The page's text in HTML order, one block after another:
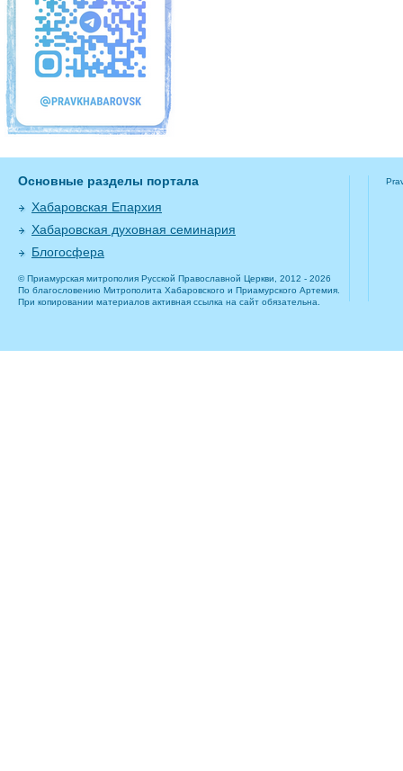
Основные разделы портала
Хабаровская Епархия
Хабаровская духовная семинария
Блогосфера
© Приамурская митрополия Русской Православной Церкви, 2012 - 2026
По благословению Митрополита Хабаровского и Приамурского Артемия.
При копировании материалов активная ссылка на сайт обязательна.